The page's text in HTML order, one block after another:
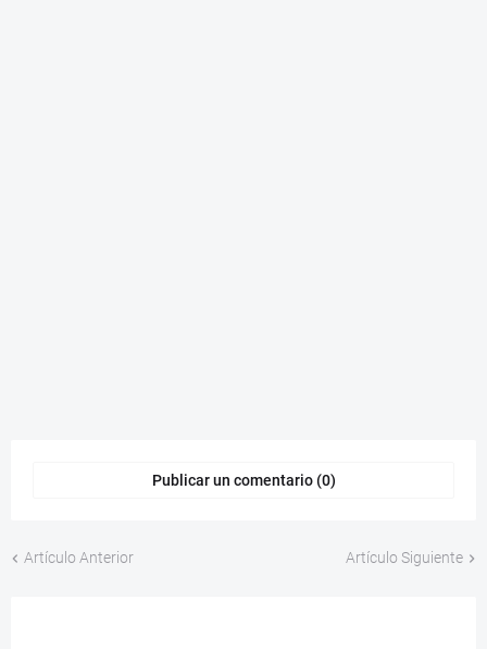
Publicar un comentario (0)
Artículo Anterior Artículo Siguiente